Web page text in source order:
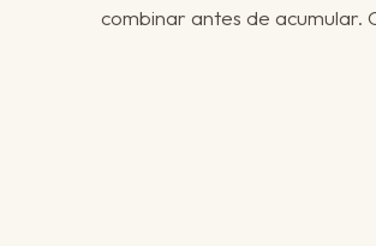
combinar antes de acumular.